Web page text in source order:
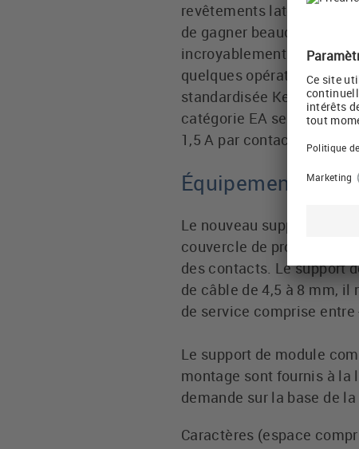
revêtements latéraux), il
de gagner beaucoup de
incroyablement facile et
quelques opérations. Le
standardisée Keystone-
catégorie EA selon ISO /
1,5 A par contact et
Équipement
Le nouveau support de
couvercle de protection
des contacts. Le support
de câble de 4,5 à 8 mm,
de service comprise entre
Le support de module
montage sont fournis à la
demande sur la base de
Caractères (espace